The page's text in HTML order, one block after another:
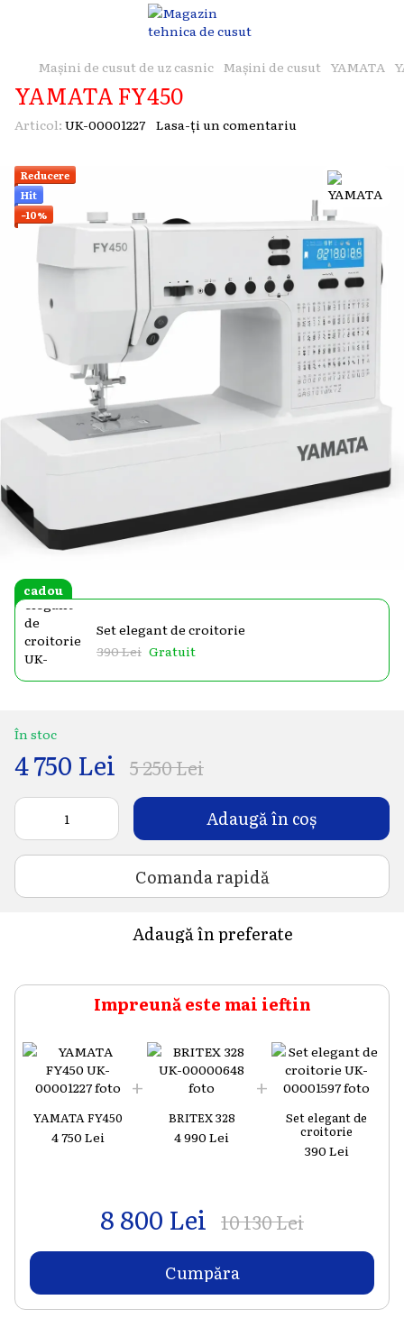
Mașini de cusut de uz casnic Mașini de cusut YAMATA
YAMATA FY450
Articol: UK-00001227 Lasa-ți un comentariu
Reducere
Hit
−10%
cadou
Set elegant de croitorie
390 Lei Gratuit
În stoc
4 750 Lei 5 250 Lei
Adaugă în coș
Comanda rapidă
Adaugă în preferate
Impreună este mai ieftin
YAMATA FY450
4 750 Lei
BRITEX 328
4 990 Lei
Set elegant de
croitorie
390 Lei
8 800 Lei 10 130 Lei
Cumpăra